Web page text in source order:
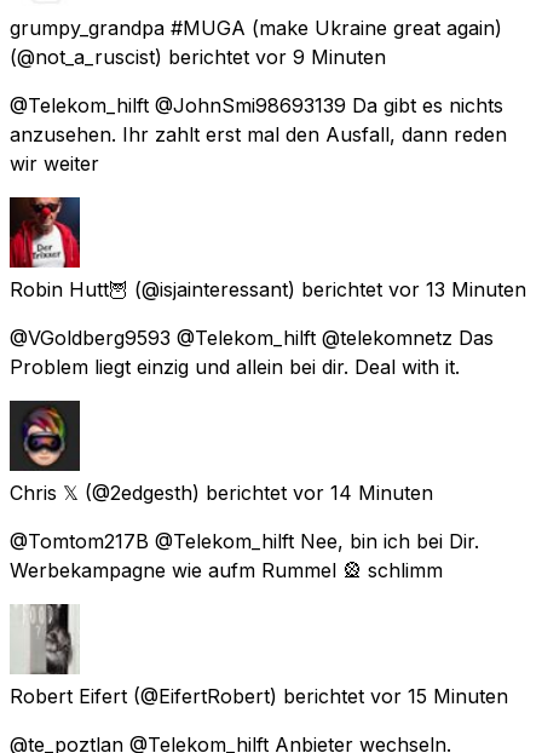
grumpy_grandpa #MUGA (make Ukraine great again)
(@not_a_ruscist) berichtet vor 9 Minuten
@Telekom_hilft @JohnSmi98693139 Da gibt es nichts
anzusehen. Ihr zahlt erst mal den Ausfall, dann reden
wir weiter
Robin Hutt🦉 (@isjainteressant) berichtet vor 13 Minuten
@VGoldberg9593 @Telekom_hilft @telekomnetz Das
Problem liegt einzig und allein bei dir. Deal with it.
Chris 𝕏 (@2edgesth) berichtet vor 14 Minuten
@Tomtom217B @Telekom_hilft Nee, bin ich bei Dir.
Werbekampagne wie aufm Rummel 🎡 schlimm
Robert Eifert (@EifertRobert) berichtet vor 15 Minuten
@te_poztlan @Telekom_hilft Anbieter wechseln.